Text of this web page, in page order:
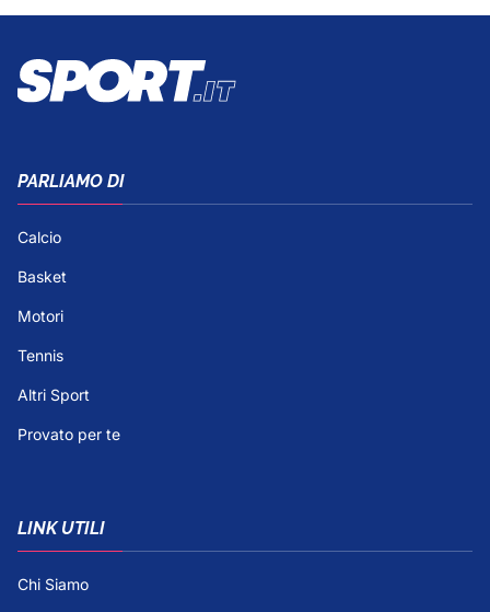
PARLIAMO DI
Calcio
Basket
Motori
Tennis
Altri Sport
Provato per te
LINK UTILI
Chi Siamo